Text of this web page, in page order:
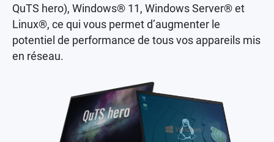
QuTS hero), Windows® 11, Windows Server® et
Linux®, ce qui vous permet d’augmenter le
potentiel de performance de tous vos appareils mis
en réseau.